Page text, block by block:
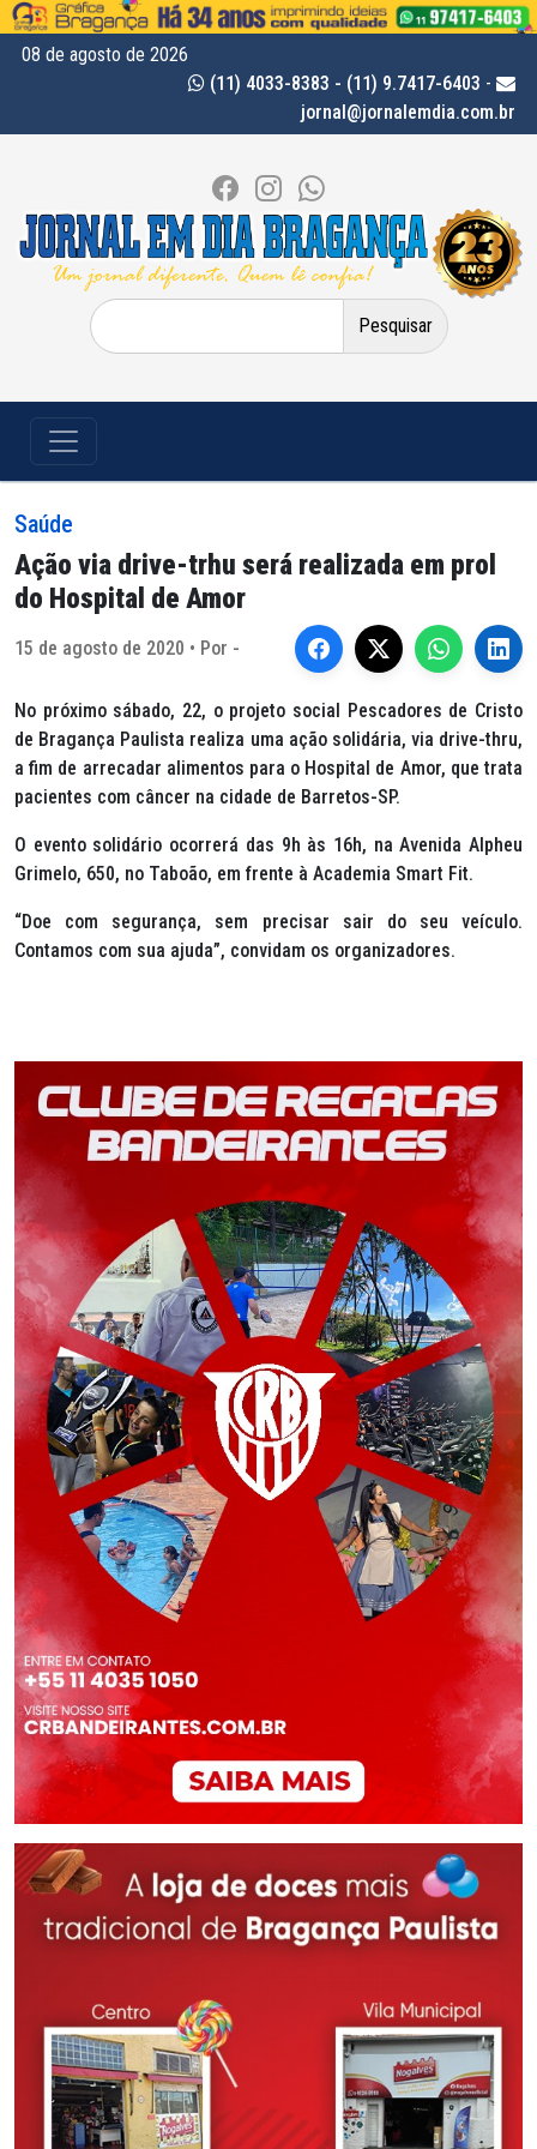
08 de agosto de 2026
(11) 4033-8383 - (11) 9.7417-6403 -
jornal@jornalemdia.com.br
Pesquisar
por:
Saúde
Ação via drive-trhu será realizada em prol
do Hospital de Amor
15 de agosto de 2020 • Por -
No próximo sábado, 22, o projeto social Pescadores de Cristo
de Bragança Paulista realiza uma ação solidária, via drive-thru,
a fim de arrecadar alimentos para o Hospital de Amor, que trata
pacientes com câncer na cidade de Barretos-SP.
O evento solidário ocorrerá das 9h às 16h, na Avenida Alpheu
Grimelo, 650, no Taboão, em frente à Academia Smart Fit.
“Doe com segurança, sem precisar sair do seu veículo.
Contamos com sua ajuda”, convidam os organizadores.